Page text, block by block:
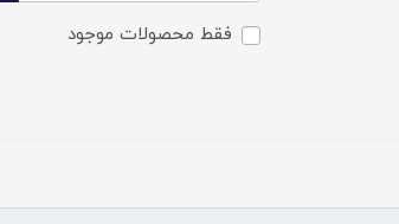
فقط محصولات موجود